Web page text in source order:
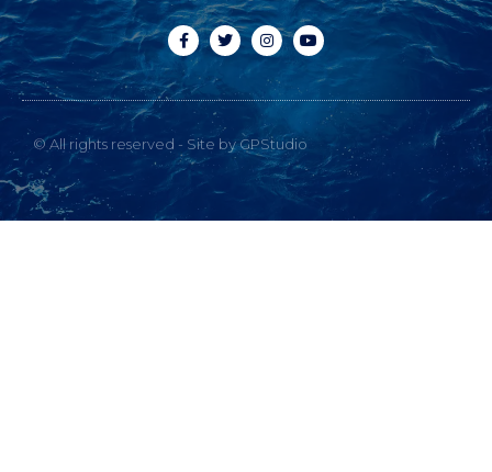
© All rights reserved - Site by GPStudio